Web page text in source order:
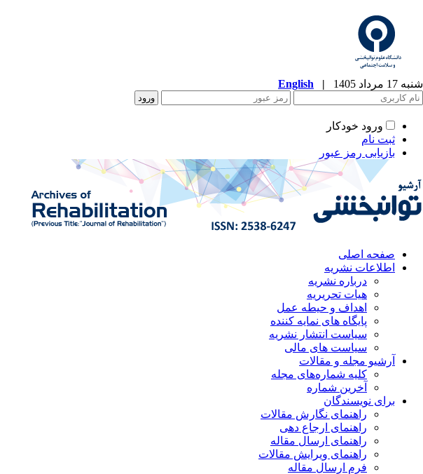
شنبه 17 مرداد 1405 |
English
ورود خودکار
ثبت نام
بازیابی رمز عبور
صفحه اصلی
اطلاعات نشریه
درباره نشریه
هیات تحریریه
اهداف و حیطه عمل
پایگاه های نمایه کننده
سیاست انتشار نشریه
سیاست های مالی
آرشیو مجله و مقالات
کلیه شماره‌های مجله
آخرین شماره
برای نویسندگان
راهنمای نگارش مقالات
راهنمای ارجاع دهی
راهنمای ارسال مقاله
راهنمای ویرایش مقالات
فرم ارسال مقاله